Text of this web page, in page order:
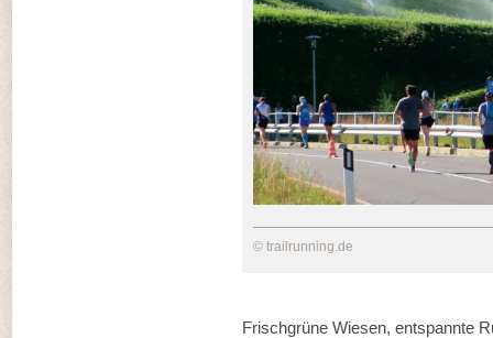
© trailrunning.de
Frischgrüne Wiesen, entspannte